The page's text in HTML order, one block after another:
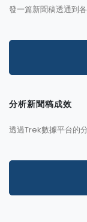
發一篇新聞稿透通到
分析新聞稿成效
透過Trek數據平台的